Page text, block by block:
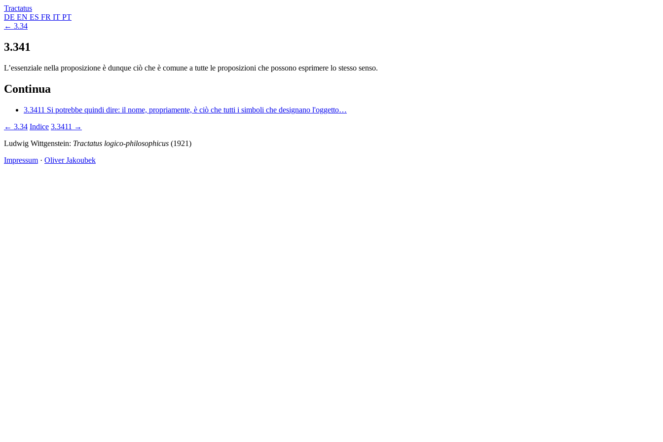
Tractatus
DE EN ES FR IT PT
← 3.34
3.341
L’essenziale nella proposizione è dunque ciò che è comune a tutte le proposizioni che possono esprimere lo stesso senso.
Continua
3.3411 Si potrebbe quindi dire: il nome, propriamente, è ciò che tutti i simboli che designano l'oggetto…
← 3.34 Indice 3.3411 →
Ludwig Wittgenstein: Tractatus logico-philosophicus (1921)
Impressum · Oliver Jakoubek